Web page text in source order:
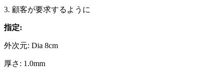
3. 顧客が要求するように
指定:
外次元: Dia 8cm
厚さ: 1.0mm